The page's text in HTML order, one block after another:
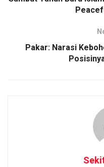
Pakar: Narasi